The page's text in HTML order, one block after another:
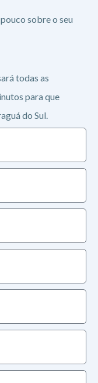
sobre o seu
todas as
para que
do Sul.